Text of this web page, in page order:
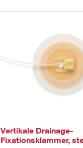
Vertikale Drainage-
Fixationsklammer,